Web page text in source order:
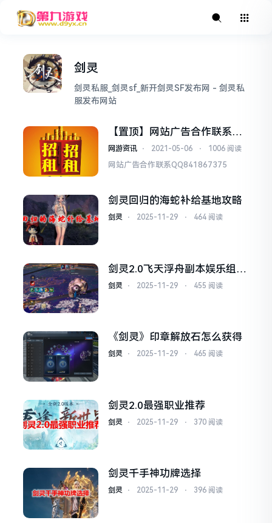
剑灵
剑灵私服_剑灵sf_新开剑灵SF发布网 - 剑灵私
服发布网站
【置顶】网站广告合作联系QQ
841867375
网游资讯 ⋅ 2021-05-06 ⋅ 1006 阅读
网站广告合作联系QQ841867375
剑灵回归的海蛇补给基地攻略
剑灵 ⋅ 2025-11-29 ⋅ 464 阅读
剑灵2.0飞天浮舟副本娱乐组长
打法攻略
剑灵 ⋅ 2025-11-29 ⋅ 455 阅读
《剑灵》印章解放石怎么获得
剑灵 ⋅ 2025-11-29 ⋅ 465 阅读
剑灵2.0最强职业推荐
剑灵 ⋅ 2025-11-29 ⋅ 370 阅读
剑灵千手神功牌选择
剑灵 ⋅ 2025-11-29 ⋅ 396 阅读